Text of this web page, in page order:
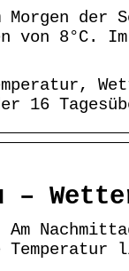
der
von 8°C.
16
–
Nachmittag
Temperatur